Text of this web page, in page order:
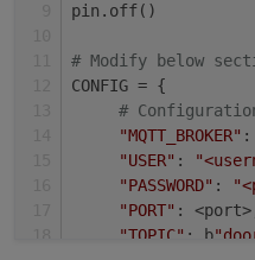
pin.off()
# Modify below
CONFIG = {
#
"MQTT_BROKER" :
"USER" :
"PASSWORD" :
"PORT" :
"TOPIC" : b